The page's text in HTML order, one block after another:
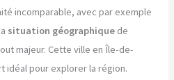
incomparable, avec par exemple
situation géographique de
majeur. Cette ville en Île-de-
idéal pour explorer la région.